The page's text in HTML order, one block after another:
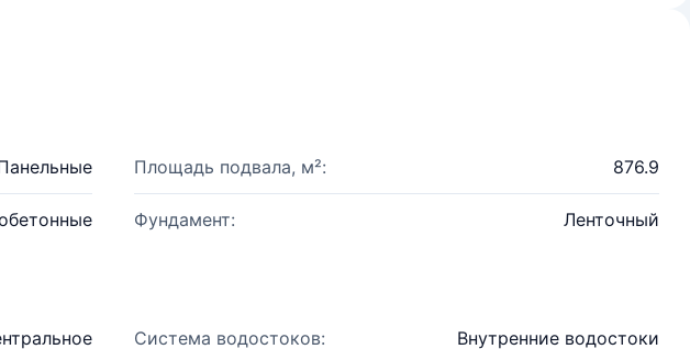
Площадь подвала, м²: 876.9
Фундамент: Ленточный
Система водостоков: Внутренние водостоки